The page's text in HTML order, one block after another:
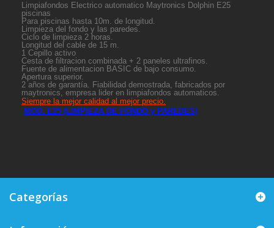
Limpiafondos Electrico automatico Maytronics Dolphin E25
piscinas
Para piscinas hasta 10m. de longitud.
Limpieza del fondo y las paredes.
Ciclo de limpieza 2 horas.
Longitud del cable de 15 m.
1 Cepillo activo
Cesta de filtracion combinada + 2 paneles ultrafinos.
Fuente de alimentacion BASIC de bajo consumo.
Apertura superior.
2 años de garantía. Fiabilidad demostrada, fabricados por
maytronics, empresa lider en limpiafondos automaticos.
Siempre la mejor calidad al mejor precio.
MOD. E25 (LIMPIEZA DE FONDO y PAREDES)
Categorías